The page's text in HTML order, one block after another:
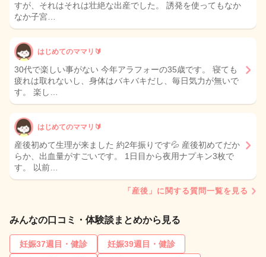
すが、それはそれは壮絶な出産でした。 誘発を使ってもなか
なか子宮…
はじめてのママリ🔰
30代で楽しい事がない 今年アラフォーの35歳です。 寝ても
疲れは取れないし、身体はバキバキだし、毎日気力が無いで
す。 楽し…
はじめてのママリ🔰
産後初めて生理が来ました 約2年振りです💦 産後初めてだか
らか、出血量がすごいです。 1日目から夜用ナプキン3枚で
す。 以前…
「産後」に関する質問一覧を見る
みんなの口コミ・体験談まとめから見る
妊娠37週目・健診
妊娠39週目・健診